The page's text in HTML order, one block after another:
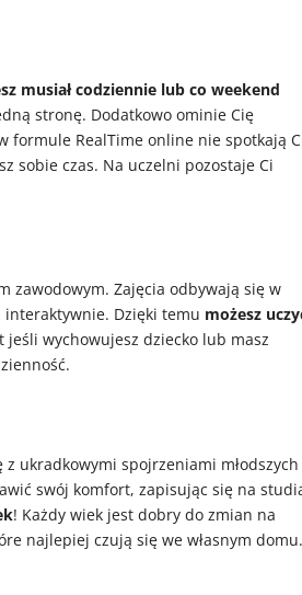
musiał codziennie lub co weekend
stronę. Dodatkowo ominie Cię
formule RealTime online nie spotkają
sobie czas. Na uczelni pozostaje Ci
zawodowym. Zajęcia odbywają się w
Dzięki temu możesz
wychowujesz dziecko lub masz
ukradkowymi spojrzeniami młodszych
swój komfort, zapisując się na
! Każdy wiek jest dobry do zmian na
najlepiej czują się we własnym domu.